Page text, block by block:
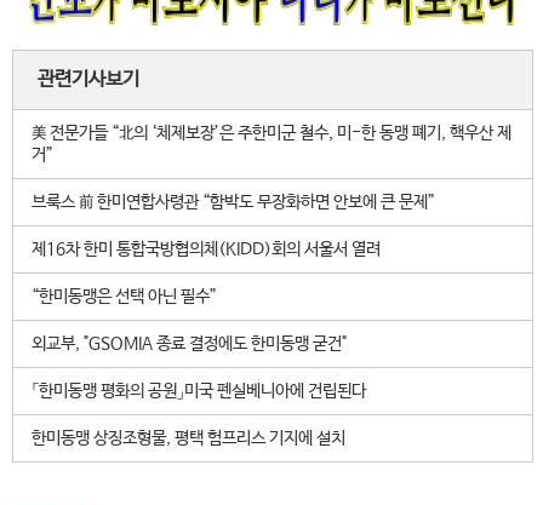
관련기사보기
美 전문가들 “北의 ‘체제보장’은 주한미군 철수, 미-한 동맹 폐기, 핵우산 제
거”
브룩스 前 한미연합사령관 “함박도 무장화하면 안보에 큰 문제”
제16차 한미 통합국방협의체(KIDD)회의 서울서 열려
“한미동맹은 선택 아닌 필수”
외교부, "GSOMIA 종료 결정에도 한미동맹 굳건"
「한미동맹 평화의 공원」미국 펜실베니아에 건립된다
한미동맹 상징조형물, 평택 험프리스 기지에 설치